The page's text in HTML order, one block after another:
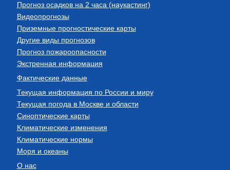
Прогноз осадков на 2 часа (наукастинг)
Видеопрогнозы
Приземные прогностические карты
Другие виды прогнозов
Прогноз пожароопасности
Экстренная информация
Фактические данные
Текущая информация по России и миру
Текущая погода в Москве и области
Синоптические карты
Климатические изменения
Климатические нормы
Моря и океаны
О нас